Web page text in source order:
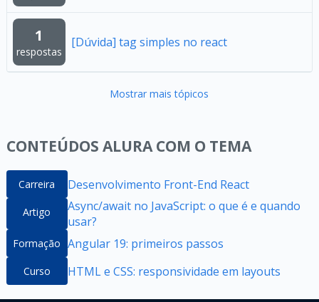
1
respostas
[Dúvida] tag simples no react
Mostrar mais tópicos
CONTEÚDOS ALURA COM O TEMA
Carreira Desenvolvimento Front-End React
Artigo
Async/await no JavaScript: o que é e quando
usar?
Formação Angular 19: primeiros passos
Curso HTML e CSS: responsividade em layouts